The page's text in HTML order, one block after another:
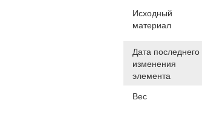
Исходный
материал
Дата последнего
изменения
элемента
Вес